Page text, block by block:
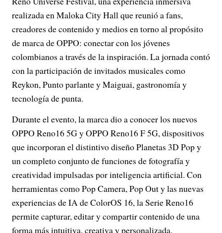
realizada en Maloka City Hall que reunió a fans,
creadores de contenido y medios en torno al propósito
de marca de OPPO: conectar con los jóvenes
colombianos a través de la inspiración. La jornada contó
con la participación de invitados musicales como
Reykon, Punto parlante y Maiguai, gastronomía y
tecnología de punta.
Durante el evento, la marca dio a conocer los nuevos
OPPO Reno16 5G y OPPO Reno16 F 5G, dispositivos
que incorporan el distintivo diseño Planetas 3D Pop y
un completo conjunto de funciones de fotografía y
creatividad impulsadas por inteligencia artificial. Con
herramientas como Pop Camera, Pop Out y las nuevas
experiencias de IA de ColorOS 16, la Serie Reno16
permite capturar, editar y compartir contenido de una
forma más intuitiva, creativa y personalizada.